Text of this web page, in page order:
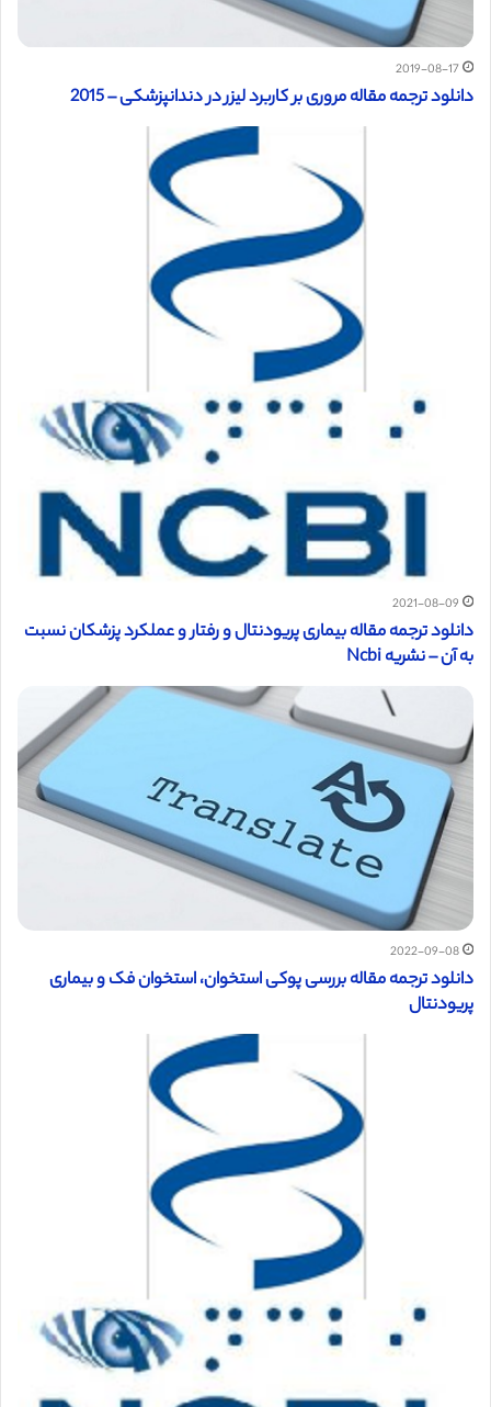
2019-08-17
دانلود ترجمه مقاله مروری بر کاربرد لیزر در دندانپزشکی – 2015
2021-08-09
دانلود ترجمه مقاله بیماری پریودنتال و رفتار و عملکرد پزشکان نسبت
به آن – نشریه Ncbi
2022-09-08
دانلود ترجمه مقاله بررسی پوکی استخوان، استخوان فک و بیماری
پریودنتال